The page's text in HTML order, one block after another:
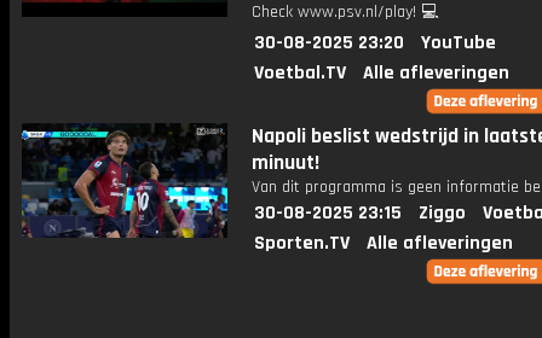
Check www.psv.nl/play! 💻
30-08-2025 23:20
YouTube
Voetbal.TV
Alle afleveringen
Napoli beslist wedstrijd in
minuut!
Van dit programma is geen informatie
30-08-2025 23:15 Ziggo
Sporten.TV
Alle afleveringen